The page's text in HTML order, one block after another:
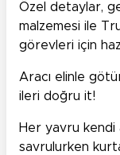
Özel detaylar,
malzemesi ile
görevleri için
Aracı elinle
ileri doğru it!
Her yavru kendi
savrulurken